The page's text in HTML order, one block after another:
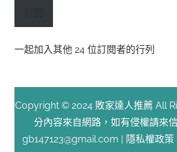
址
一起加入其他 24 位訂閱者的行列
Copyright © 2024 敗家達人推薦 All
分內容來自網路，如有侵權請來
gb147123@gmail.com |
隱私權政策